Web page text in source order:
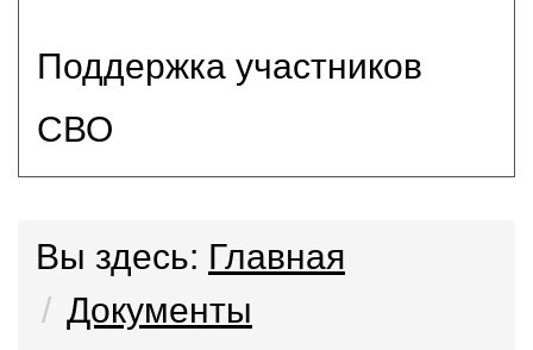
Поддержка участников
СВО
Вы здесь: Главная
Документы